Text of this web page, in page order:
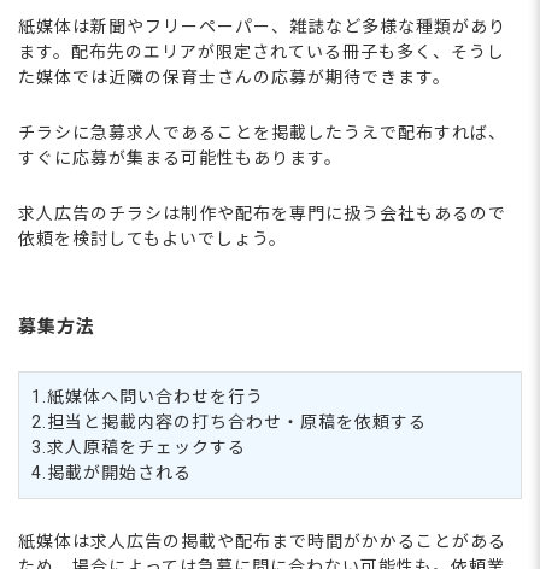
紙媒体は新聞やフリーペーパー、雑誌など多様な種類があり
ます。配布先のエリアが限定されている冊子も多く、そうし
た媒体では近隣の保育士さんの応募が期待できます。
チラシに急募求人であることを掲載したうえで配布すれば、
すぐに応募が集まる可能性もあります。
求人広告のチラシは制作や配布を専門に扱う会社もあるので
依頼を検討してもよいでしょう。
募集方法
1.紙媒体へ問い合わせを行う
2.担当と掲載内容の打ち合わせ・原稿を依頼する
3.求人原稿をチェックする
4.掲載が開始される
紙媒体は求人広告の掲載や配布まで時間がかかることがある